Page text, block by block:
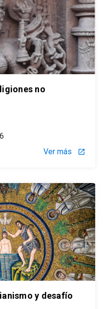
no
Ver más
launch
y desafío